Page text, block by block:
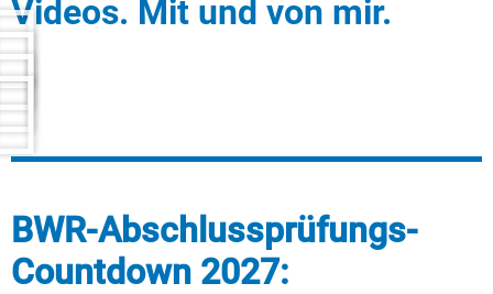
Videos. Mit und von mir.
BWR-Abschlussprüfungs-
Countdown 2027: